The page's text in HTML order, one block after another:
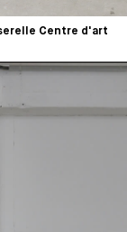
Centre d'art